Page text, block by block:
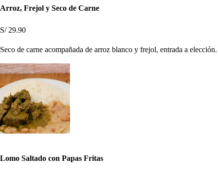
Arroz, Frejol y Seco de Carne
S/ 29.90
Seco de carne acompañada de arroz blanco y frejol, entrada a elección.
Lomo Saltado con Papas Fritas